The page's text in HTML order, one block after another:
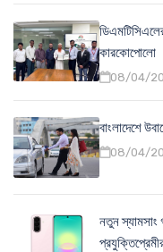
কারকোপোলো
08/04/
বাংলাদেশে
08/04/
নতুন স্যামসাং